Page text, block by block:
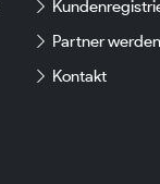
Partner werden
Kontakt